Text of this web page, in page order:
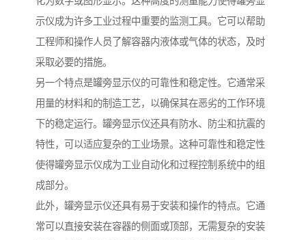
示仪成为许多工业过程中重要的监测工具。它可以帮助
工程师和操作人员了解容器内液体或气体的状态，及时
采取必要的措施。
另一个特点是罐旁显示仪的可靠性和稳定性。它通常采
用量的材料和的制造工艺，以确保其在恶劣的工作环境
下的稳定运行。罐旁显示仪还具有防水、防尘和抗震的
特性，可以适应复杂的工业场景。这种可靠性和稳定性
使得罐旁显示仪成为工业自动化和过程控制系统中的组
成部分。
此外，罐旁显示仪还具有易于安装和操作的特点。它通
常可以直接安装在容器的侧面或顶部，无需复杂的安装